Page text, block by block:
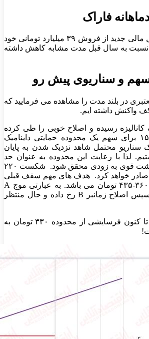
فاراک
فاراک در ماه اول سال مالی جدید از فروش ۳۹ میلیارد تومانی خود
که ۱۱ درصد نسبت به سال قبل مدت مشابه کاهش داشته
سهم و سناریوی پیش رو
در بلند مدت را مشاهده می فرمایید که
کف واکنش داشته ایم.
کانالیزه رسیده و اصلاح خوبی را طی کرده
است. محدوده ۱۴۰-۱۵۰ برای سهم یک محدوده حمایتی داینامیک
سناریو محتمل شاهد نزدیک شدن به پایان
لذا با رعایت این محدوده به عنوان حد
ضرر انتظار داریم برگشت قوی به زودی محقق شود. شکست ۲۲۰
صادر خواهد کرد. هدف های مهم سقف قبلی
در ۳۲۵-۳۳۰ و سپس ۳۶۰-۴۳۵ تومان می باشد. به عبارتی موج A
پساالگویی تمام شده سپس اصلاح زمانبر B رخ داده و حال منتظر
در موج B از اردیهبت تا کنون فرسایشی از محدوده ۳۳۰ تومان به